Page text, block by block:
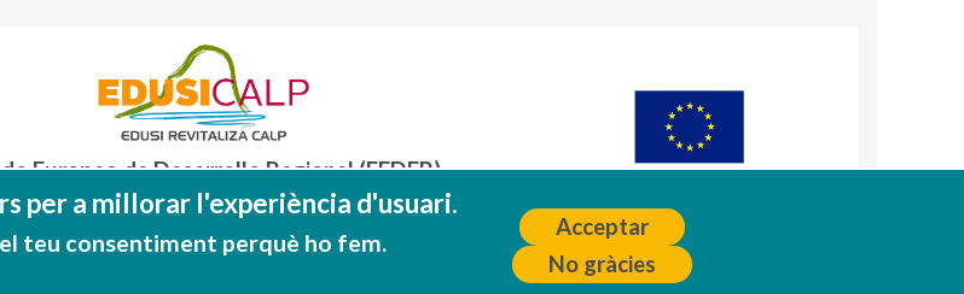
Europeo de Desarrollo Regional (FEDER)
manera de hacer EUROPA
per a millorar l'experiència d'usuari.
teu consentiment perquè ho fem.
Acceptar
No gràcies